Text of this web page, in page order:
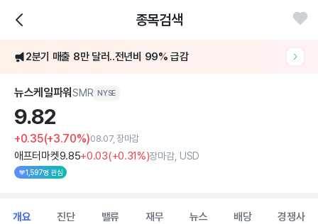
종목검색
2분기 매출 8만 달러..전년비 99% 급감
뉴스케일파워SMR NYSE
9.82
+0.35(+3.70%)08.07, 장마감
애프터마켓9.85+0.03(+0.31%)장마감, USD
1,597명 관심
개요 진단 밸류 재무 뉴스 배당 경쟁사